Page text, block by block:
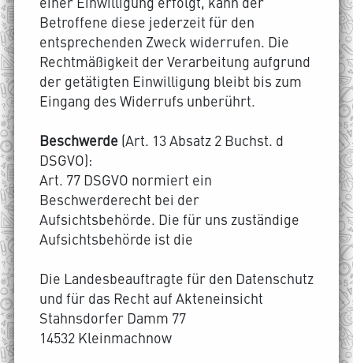
Betroffene diese jederzeit für den
entsprechenden Zweck widerrufen. Die
Rechtmäßigkeit der Verarbeitung aufgrund
der getätigten Einwilligung bleibt bis zum
Eingang des Widerrufs unberührt.
Beschwerde (Art. 13 Absatz 2 Buchst. d
DSGVO):
Art. 77 DSGVO normiert ein
Beschwerderecht bei der
Aufsichtsbehörde. Die für uns zuständige
Aufsichtsbehörde ist die
Die Landesbeauftragte für den Datenschutz
und für das Recht auf Akteneinsicht
Stahnsdorfer Damm 77
14532 Kleinmachnow